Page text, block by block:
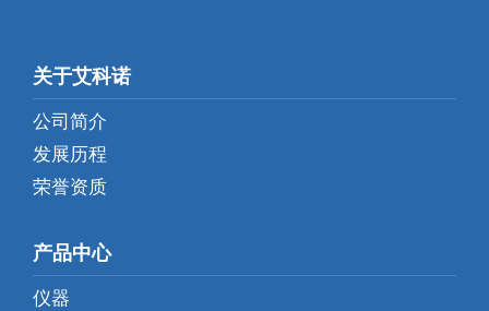
关于艾科诺
公司简介
发展历程
荣誉资质
产品中心
仪器